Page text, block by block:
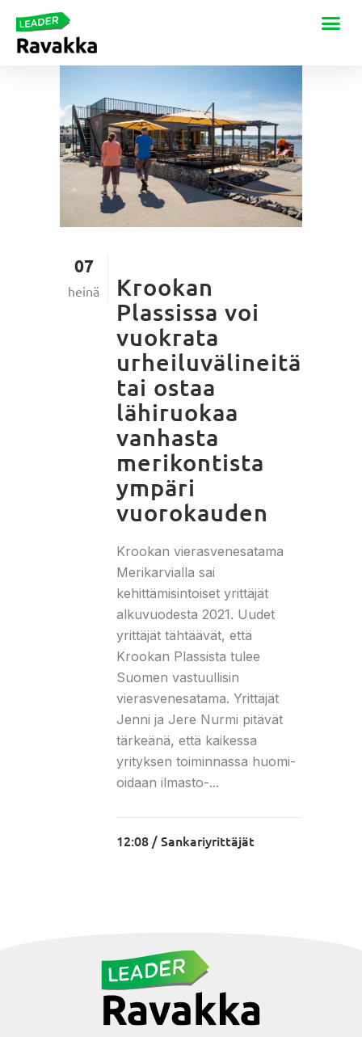
07
heinä
Krookan
Plassissa voi
vuokrata
urheiluvälineitä
tai ostaa
lähiruokaa
vanhasta
merikontista
ympäri
vuorokauden
Krookan vierasvenesatama
Merikarvialla sai
kehittämisintoiset yrittäjät
alkuvuodesta 2021. Uudet
yrittäjät tähtäävät, että
Krookan Plassista tulee
Suomen vastuullisin
vierasvenesatama. Yrittäjät
Jenni ja Jere Nurmi pitävät
tärkeänä, että kai­kes­sa
yrityksen toiminnassa huo­mi­
oi­daan il­mas­to-...
12:08 /Sankariyrittäjät